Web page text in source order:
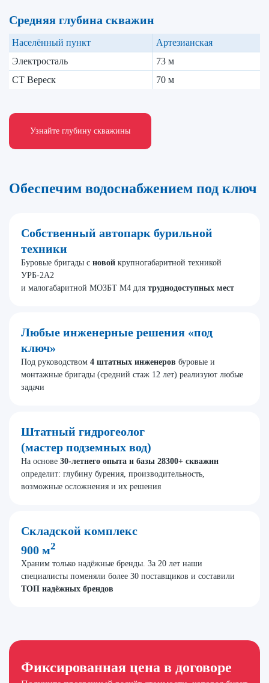
Средняя глубина скважин
Населённый пункт
Артезианская
Электросталь
73 м
СТ Вереск
70 м
Узнайте глубину скважины
Обеспечим водоснабжением под ключ
Собственный автопарк бурильной
техники
Буровые бригады с новой крупногабаритной техникой
УРБ-2А2
и малогабаритной МОЗБТ М4 для труднодоступных мест
Любые инженерные решения «под
ключ»
Под руководством 4 штатных инженеров буровые и
монтажные бригады (средний стаж 12 лет) реализуют любые
задачи
Штатный гидрогеолог
(мастер подземных вод)
На основе 30-летнего опыта и базы 28300+ скважин
определит: глубину бурения, производительность,
возможные осложнения и их решения
Складской комплекс
900 м2
Храним только надёжные бренды. За 20 лет наши
специалисты поменяли более 30 поставщиков и составили
ТОП надёжных брендов
Фиксированная цена в договоре